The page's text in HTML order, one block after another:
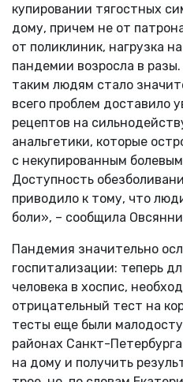
купировании тягостных
дому, причем не от
от поликлиник, нагрузка
пандемии возросла в
таким людям стало
всего проблем доставило
рецептов на
анальгетики, которые
с некупированным
Доступность
приводило к тому, что
боли», – сообщила
Пандемия значительно
госпитализации: теперь
человека в хоспис,
отрицательный тест на
тесты еще были
районах Санкт-
на дому и получить